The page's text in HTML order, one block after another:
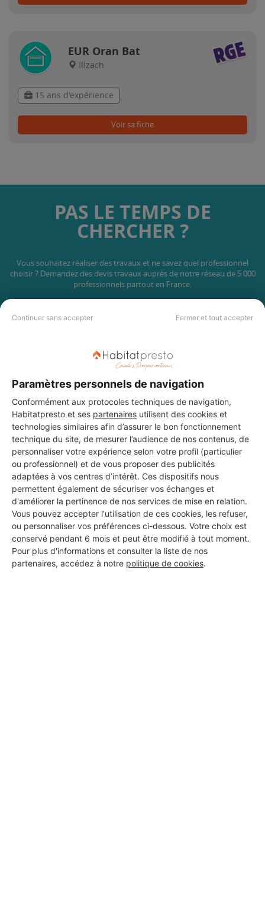
Continuer sans accepter Fermer et tout accepter
Paramètres personnels de navigation
Conformément aux protocoles techniques de navigation,
Habitatpresto et ses partenaires utilisent des cookies et
technologies similaires afin d’assurer le bon fonctionnement
technique du site, de mesurer l’audience de nos contenus, de
personnaliser votre expérience selon votre profil (particulier
ou professionnel) et de vous proposer des publicités
adaptées à vos centres d’intérêt. Ces dispositifs nous
permettent également de sécuriser vos échanges et
d'améliorer la pertinence de nos services de mise en relation.
Vous pouvez accepter l'utilisation de ces cookies, les refuser,
ou personnaliser vos préférences ci-dessous. Votre choix est
conservé pendant 6 mois et peut être modifié à tout moment.
Pour plus d'informations et consulter la liste de nos
partenaires, accédez à notre politique de cookies.
EUR Oran Bat
Illzach
15 ans d'expérience
Voir sa fiche
PAS LE TEMPS DE
CHERCHER ?
Vous souhaitez réaliser des travaux et ne savez quel professionnel
choisir ? Demandez des devis travaux auprès de notre réseau de 5 000
professionnels partout en France.
DEMANDER UN DEVIS
Les 1 autres Carreleurs pour
vos travaux à Soultz-Haut-
Rhin
Alsace Royale Chape
Soultz-Haut-Rhin
22 ans d'expérience